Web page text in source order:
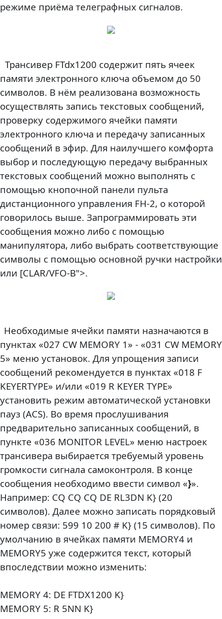
режиме приёма телеграфных сигналов.
Трансивер FTdx1200 содержит пять ячеек
памяти электронного ключа объемом до 50
символов. В нём реализована возможность
осуществлять запись текстовых сообщений,
проверку содержимого ячейки памяти
электронного ключа и передачу записанных
сообщений в эфир. Для наилучшего комфорта
выбор и последующую передачу выбранных
текстовых сообщений можно выполнять с
помощью кнопочной панели пульта
дистанционного управления FH-2, о которой
говорилось выше. Запрограммировать эти
сообщения можно либо с помощью
манипулятора, либо выбрать соответствующие
символы с помощью основной ручки настройки
или [CLAR/VFO-B">.
Необходимые ячейки памяти назначаются в
пунктах «027 CW MEMORY 1» - «031 CW MEMORY
5» меню установок. Для упрощения записи
сообщений рекомендуется в пунктах «018 F
KEYERTYPE» и/или «019 R KEYER TYPE»
установить режим автоматической установки
пауз (ACS). Во время прослушивания
предварительно записанных сообщений, в
пункте «036 MONITOR LEVEL» меню настроек
трансивера выбирается требуемый уровень
громкости сигнала самоконтроля. В конце
сообщения необходимо ввести символ «}».
Например: CQ CQ CQ DE RL3DN K} (20
символов). Далее можно записать порядковый
номер связи: 599 10 200 # K} (15 символов). По
умолчанию в ячейках памяти MEMORY4 и
MEMORY5 уже содержится текст, который
впоследствии можно изменить:
MEMORY 4: DE FTDX1200 K}
MEMORY 5: R 5NN K}